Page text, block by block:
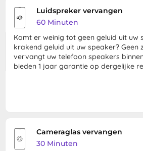
Luidspreker vervangen
60 Minuten
Komt er weinig tot geen geluid uit uw
krakend geluid uit uw speaker? Geen
vervangt uw telefoon speakers
bieden 1 jaar garantie op dergelijke
Cameraglas vervangen
30 Minuten